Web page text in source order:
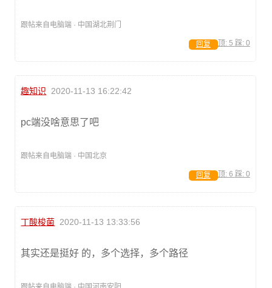
跟帖来自电脑端 · 中国湖北荆门
顶: 5 踩: 0
回复
趣知识 2020-11-13 16:22:42
pc端没啥意思了吧
跟帖来自电脑端 · 中国北京
顶: 6 踩: 0
回复
丁酸梭菌 2020-11-13 13:33:56
其实还是挺好 的，多个选择，多个路径